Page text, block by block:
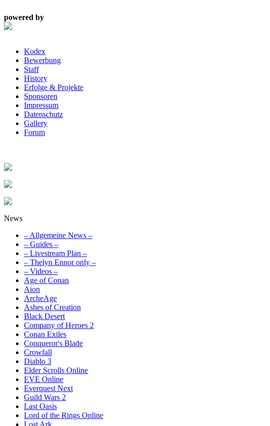
powered by
Kodex
Bewerbung
Staff
History
Erfolge & Projekte
Sponsoren
Impressum
Datenschutz
Gallery
Forum
News
– Allgemeine News –
– Guides –
– Livestream Plan –
– Thelyn Ennor only –
– Videos –
Age of Conan
Aion
ArcheAge
Ashes of Creation
Black Desert
Company of Heroes 2
Conan Exiles
Conqueror's Blade
Crowfall
Diablo 3
Elder Scrolls Online
EVE Online
Everquest Next
Guild Wars 2
Last Oasis
Lord of the Rings Online
Lost Ark